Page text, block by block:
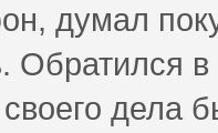
думал
Обратился
дела